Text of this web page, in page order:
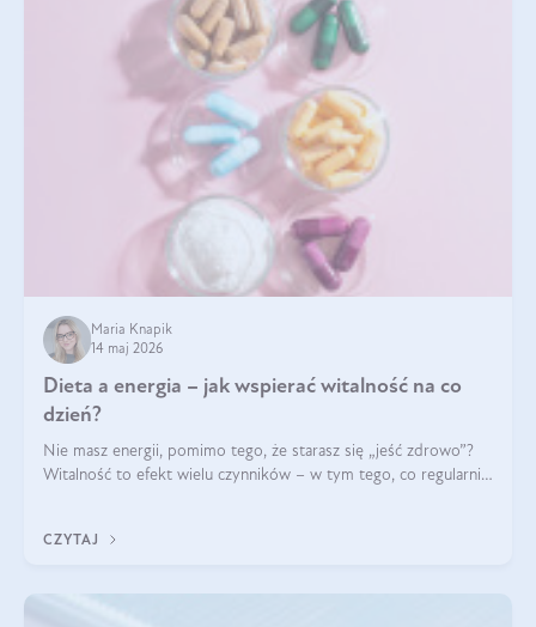
Maria Knapik
14 maj 2026
Dieta a energia – jak wspierać witalność na co
dzień?
Nie masz energii, pomimo tego, że starasz się „jeść zdrowo”?
Witalność to efekt wielu czynników – w tym tego, co regularnie
CZYTAJ